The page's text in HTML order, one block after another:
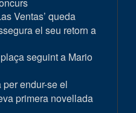
Ventas’ queda
el seu retorn a
seguint a Mario
endur-se el
primera novellada